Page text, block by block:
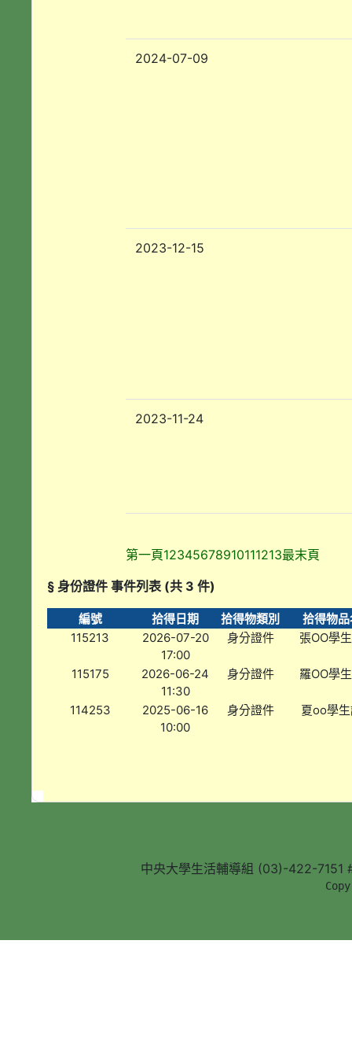
2024-07-09
2023-12-15
2023-11-24
第一頁12345678910111213最末頁
§ 身份證件 事件列表 (共 3 件)
編號 拾得日期 拾得物類別
拾得物品
115213
2026-07-20
17:00
身分證件 張OO學
115175
2026-06-24
11:30
身分證件 羅OO學
114253
2025-06-16
10:00
身分證件 夏oo學
中央大學生活輔導組 (03)-422-7151